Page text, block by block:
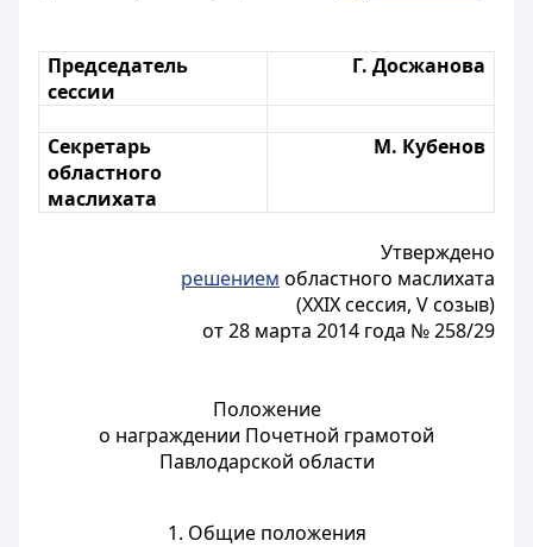
Председатель
сессии
Г. Досжанова
Секретарь
областного
маслихата
М. Кубенов
Утверждено
решением областного маслихата
(ХХІХ сессия, V созыв)
от 28 марта 2014 года № 258/29
Положение
о награждении Почетной грамотой
Павлодарской области
1. Общие положения